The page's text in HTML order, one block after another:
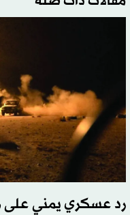
رد عسكري يمني على